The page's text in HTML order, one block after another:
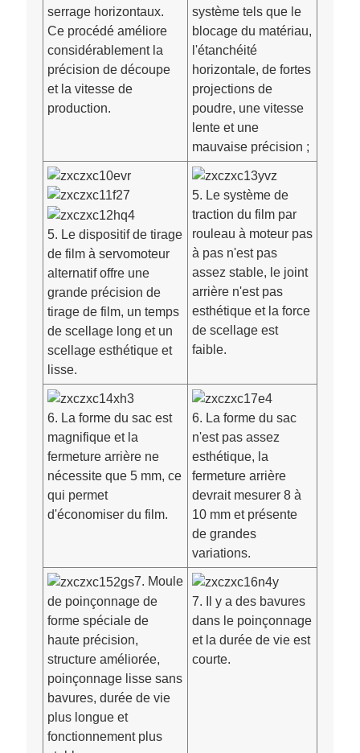
serrage horizontaux.
Ce procédé améliore
considérablement la
précision de découpe
et la vitesse de
production.
système tels que le
blocage du matériau,
l'étanchéité
horizontale, de fortes
projections de
poudre, une vitesse
lente et une
mauvaise précision ;
5. Le dispositif de tirage
de film à servomoteur
alternatif offre une
grande précision de
tirage de film, un temps
de scellage long et un
scellage esthétique et
lisse.
5. Le système de
traction du film par
rouleau à moteur pas
à pas n'est pas
assez stable, le joint
arrière n'est pas
esthétique et la force
de scellage est
faible.
6. La forme du sac est
magnifique et la
fermeture arrière ne
nécessite que 5 mm, ce
qui permet
d'économiser du film.
6. La forme du sac
n'est pas assez
esthétique, la
fermeture arrière
devrait mesurer 8 à
10 mm et présente
de grandes
variations.
7. Moule
de poinçonnage de
forme spéciale de
haute précision,
structure améliorée,
poinçonnage lisse sans
bavures, durée de vie
plus longue et
fonctionnement plus
7. Il y a des bavures
dans le poinçonnage
et la durée de vie est
courte.